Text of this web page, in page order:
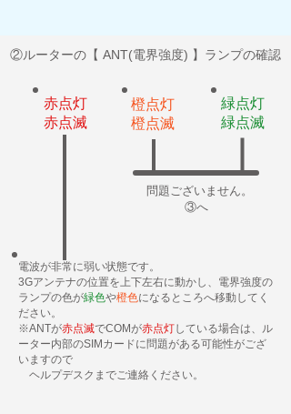
②ルーターの【 ANT(電界強度) 】ランプの確認
問題ございません。
​ ③へ
電波が非常に弱い状態です。
3Gアンテナの位置を上下左右に動かし、電界強度の
ランプの色が緑色や橙色になるところへ移動してく
ださい。
※ANTが赤点滅でCOMが赤点灯している場合は、ル
ーター内部のSIMカードに問題がある可能性がござ
いますので
​ ヘルプデスクまでご連絡ください。
橙点灯
​橙点滅
緑点灯
​緑点滅
赤点灯
​赤点滅